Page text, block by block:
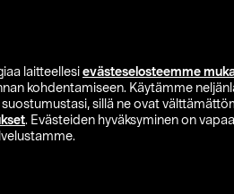
laitteellesi evästeselosteemme
kohdentamiseen. Käytämme
sillä ne ovat
. Evästeiden hyväksyminen on